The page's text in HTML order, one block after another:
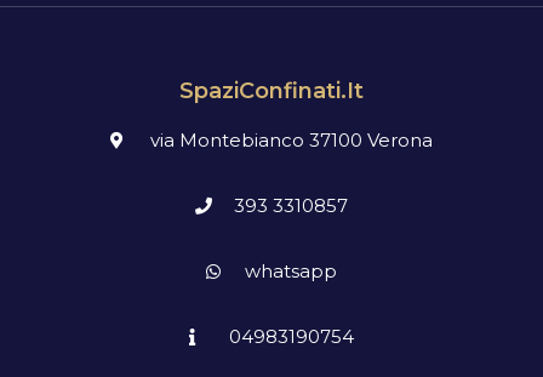
SpaziConfinati.it
via Montebianco 37100 Verona
393 3310857
whatsapp
04983190754